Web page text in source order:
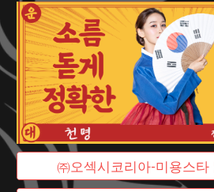
㈜오섹시코리아-미용스타